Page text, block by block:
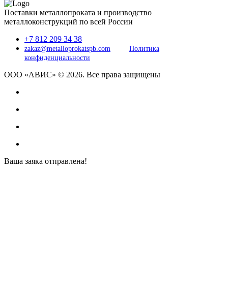
Поставки металлопроката и производство
металлоконструкций по всей России
+7 812 209 34 38
zakaz@metalloprokatspb.com
Политика
конфиденциальности
ООО «АВИС» © 2026. Все права защищены
Ваша заяка отправлена!